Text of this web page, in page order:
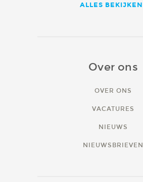
ALLES BEKIJKEN
Over ons
OVER ONS
VACATURES
NIEUWS
NIEUWSBRIEVEN